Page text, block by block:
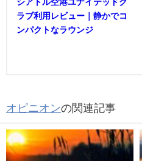
シアトル空港ユナイテッドク
ラブ利用レビュー｜静かでコ
ンパクトなラウンジ
オピニオンの関連記事